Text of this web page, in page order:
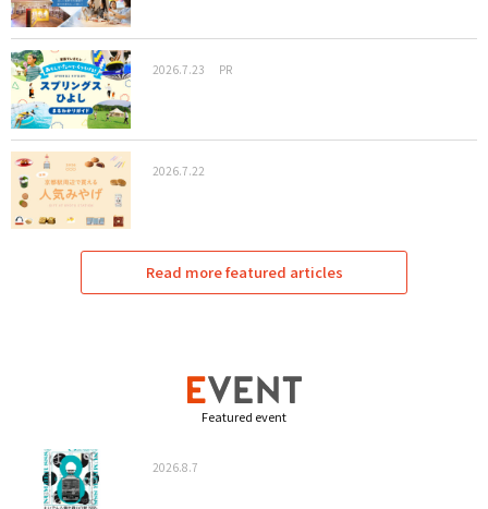
2026.7.23 PR
2026.7.22
Read more featured articles
Featured event
2026.8.7